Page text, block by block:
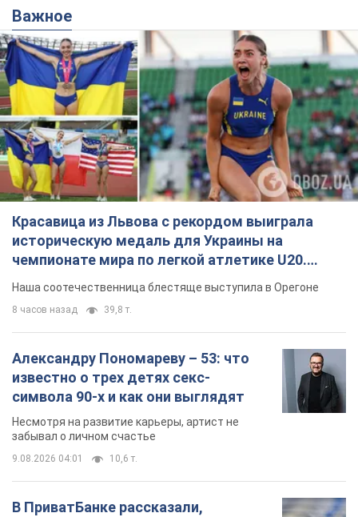
Важное
Красавица из Львова с рекордом выиграла
историческую медаль для Украины на
чемпионате мира по легкой атлетике U20.
Видео
Наша соотечественница блестяще выступила в Орегоне
8 часов назад 39,8 т.
Александру Пономареву – 53: что
известно о трех детях секс-
символа 90-х и как они выглядят
Несмотря на развитие карьеры, артист не
забывал о личном счастье
9.08.2026 04:01 10,6 т.
В ПриватБанке рассказали,